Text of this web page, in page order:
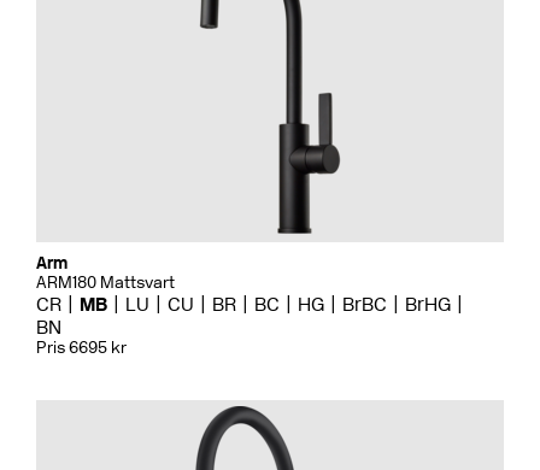
Arm
ARM180 Mattsvart
CR MB LU CU BR BC HG BrBC
BrHG
BN
Pris 6695 kr